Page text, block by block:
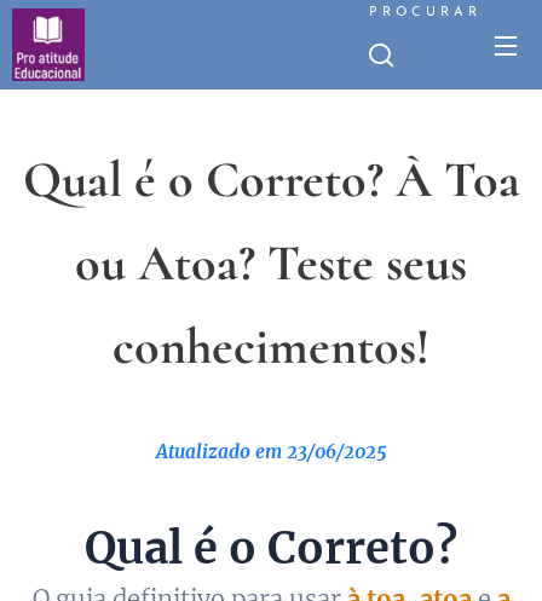
PROCURAR
Qual é o Correto? À Toa
ou Atoa? Teste seus
conhecimentos!
Atualizado em 23/06/2025
Qual é o Correto?